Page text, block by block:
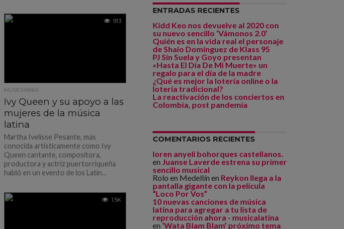
913
MUSICMANÍA
Ivy Queen y su apoyo a las
mujeres de la música
latina
Martha Ivelisse Pesante, más
conocida artísticamente como Ivy
Queen cantante, compositora,
productora y actriz puertorriqueña
habló en un evento de los Latin...
1.5K
ENTRADAS RECIENTES
Kidd Keo nos devuelve al 2020 con
su nuevo sencillo ‘Vámonos 2.0’
Quién es en la vida real el personaje
de Shaio Dominguez de Klass 95
PJ Sin Suela y Goyo presentan
«Hasta El Día De Mi Muerte» un
regalo para el día de la madre
¿Qué es mejor la lotería online o la
lotería tradicional?
La reactivación de los conciertos en
Colombia, post pandemia
COMENTARIOS RECIENTES
loren anyeli bohorques castellanos.
en Juanse Laverde estrena su primer
sencillo musical
Rolo en Medellín en Reykon llega a la
pantalla gigante con la película
“Loco Por Vos”
10 nuevas canciones de música
latina para agregar a tu lista de
reproducción ahora - musicalatina
en‘Wata Blam Blam’ próximo tema